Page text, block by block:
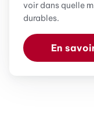
voir dans quelle
durables.
En